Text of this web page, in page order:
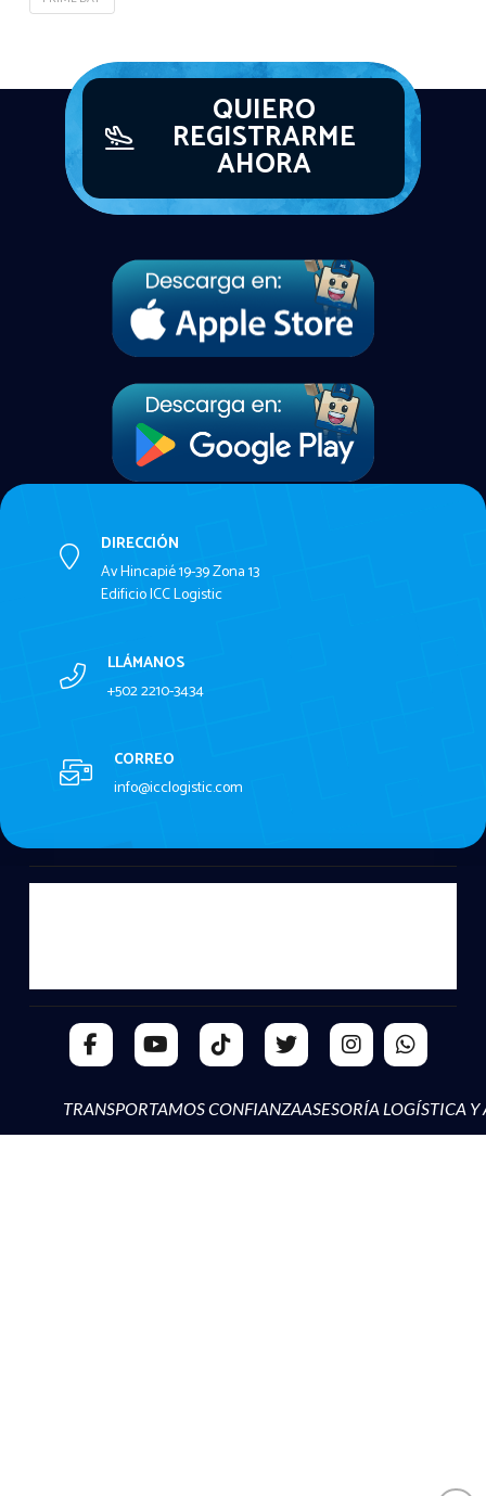
QUIERO
REGISTRARME
AHORA
DIRECCIÓN
Av Hincapié 19-39 Zona 13
Edificio ICC Logistic
LLÁMANOS
+502 2210-3434
CORREO
info@icclogistic.com
TRANSPORTAMOS CONFIANZAASESORÍA LOGÍSTICA